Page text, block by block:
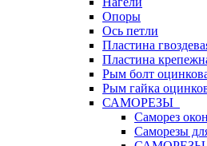
Опоры
Ось петли
Пластина
Пластина
Рым болт
Рым гайка
САМОРЕЗЫ
Саморез
Саморезы